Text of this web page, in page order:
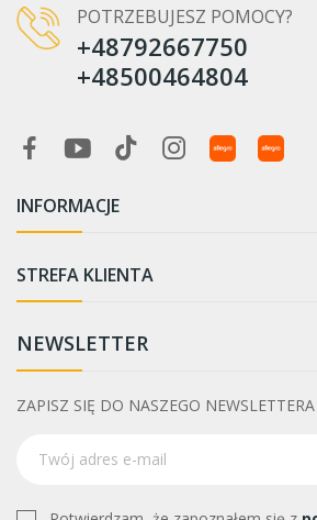
POTRZEBUJESZ POMOCY?
+48792667750
+48500464804
INFORMACJE
STREFA KLIENTA
NEWSLETTER
ZAPISZ SIĘ DO NASZEGO NEWSLETTERA